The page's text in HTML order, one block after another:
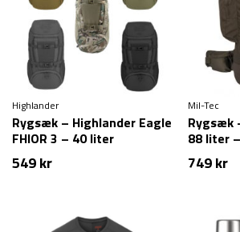
Highlander
Rygsæk – Highlander Eagle
FHIOR 3 – 40 liter
549kr
Mil-Tec
Rygsæk
88 liter
749kr